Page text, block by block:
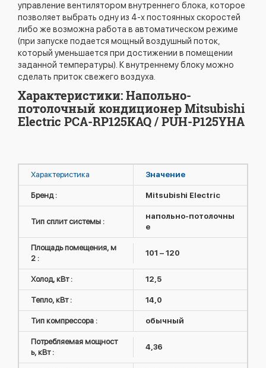
управление вентилятором внутреннего блока, которое
позволяет выбрать одну из 4-х постоянных скоростей
либо же возможна работа в автоматическом режиме
(при запуске подается мощный воздушный поток,
который уменьшается при достижении в помещении
заданной температуры). К внутреннему блоку можно
сделать приток свежего воздуха.
Характеристики: Напольно-
потолочный кондиционер Mitsubishi
Electric PCA-RP125KAQ / PUH-P125YHA
Характеристика Значение
Бренд : Mitsubishi Electric
Тип сплит системы :
напольно-потолочны
е
Площадь помещения, м
2 :
101 – 120
Холод, кВт : 12,5
Тепло, кВт : 14,0
Тип компрессора : обычный
Потребляемая мощност
ь, кВт :
4,36